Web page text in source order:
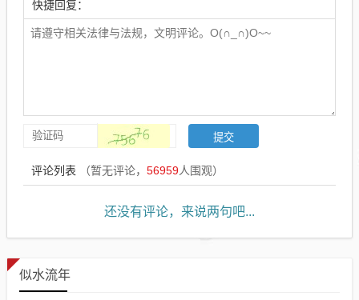
快捷回复：
评论列表 （暂无评论， 56959人围观）
还没有评论，来说两句吧...
似水流年